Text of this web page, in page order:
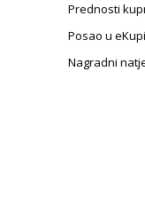
Prednosti
Posao u eKupi
Nagradni